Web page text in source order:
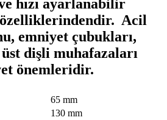
hızı ayarlanabilir
özelliklerindendir. Acil
emniyet çubukları,
dişli muhafazaları
önemleridir.
65 mm
130 mm